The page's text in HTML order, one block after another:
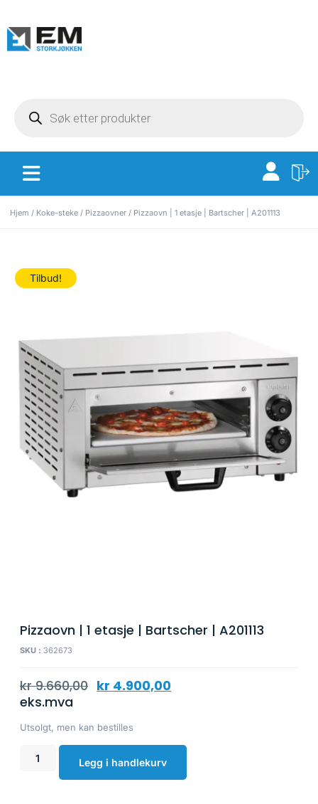
Hjem / Koke-steke / Pizzaovner / Pizzaovn | 1 etasje | Bartscher | A201113
Tilbud!
Pizzaovn | 1 etasje | Bartscher | A201113
SKU : 362673
kr9.660,00 kr 4.900,00
eks.mva
Utsolgt, men kan bestilles
Legg i handlekurv